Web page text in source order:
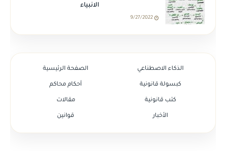
الانبياء
9/27/2022
الصفحة الرئيسية الذكاء الاصطناعي
أحكام محاكم كبسولة قانونية
مقالات كتب قانونية
قوانين الأخبار